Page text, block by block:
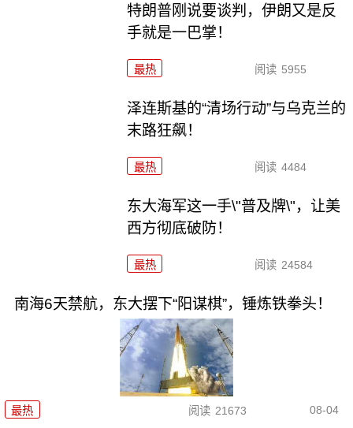
特朗普刚说要谈判，伊朗又是反
手就是一巴掌！
最热 阅读 5955
泽连斯基的“清场行动”与乌克兰的
末路狂飙！
最热 阅读 4484
东大海军这一手\"普及牌\"，让美
西方彻底破防！
最热 阅读 24584
南海6天禁航，东大摆下“阳谋棋”，锤炼铁拳头！
最热 阅读 21673 08-04